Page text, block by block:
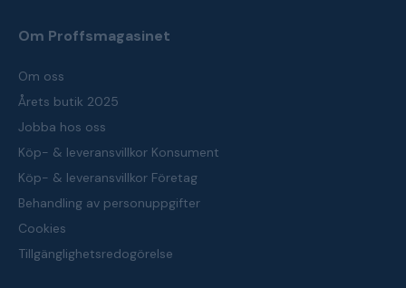
Om Proffsmagasinet
Om oss
Årets butik 2025
Jobba hos oss
Köp- & leveransvillkor Konsument
Köp- & leveransvillkor Företag
Behandling av personuppgifter
Cookies
Tillgänglighetsredogörelse